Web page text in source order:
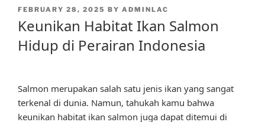
POSTED
FEBRUARY 28, 2025 BY ADMINLAC
Keunikan Habitat Ikan Salmon
Hidup di Perairan Indonesia
Salmon merupakan salah satu jenis ikan yang sangat
terkenal di dunia. Namun, tahukah kamu bahwa
keunikan habitat ikan salmon juga dapat ditemui di